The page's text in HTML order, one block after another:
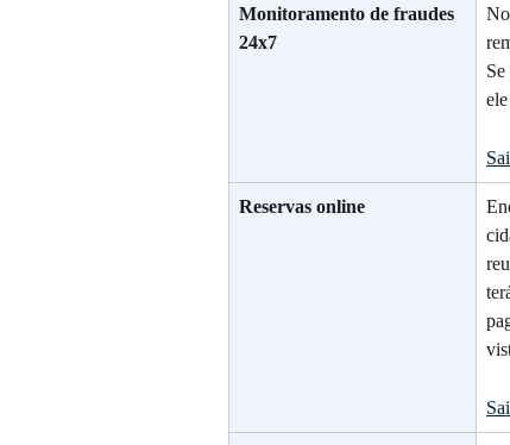
Monitoramento de fraudes
24x7
Reservas online